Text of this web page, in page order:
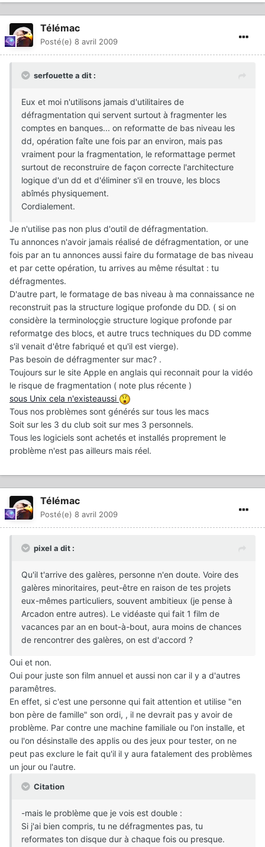
Télémac
Posté(e) 8 avril 2009
serfouette a dit :
Eux et moi n'utilisons jamais d'utilitaires de
défragmentation qui servent surtout à fragmenter les
comptes en banques... on reformatte de bas niveau les
dd, opération faîte une fois par an environ, mais pas
vraiment pour la fragmentation, le reformattage permet
surtout de reconstruire de façon correcte l'architecture
logique d'un dd et d'éliminer s'il en trouve, les blocs
abîmés physiquement.
Cordialement.
Je n'utilise pas non plus d'outil de défragmentation.
Tu annonces n'avoir jamais réalisé de défragmentation, or une
fois par an tu annonces aussi faire du formatage de bas niveau
et par cette opération, tu arrives au même résultat : tu
défragmentes.
D'autre part, le formatage de bas niveau à ma connaissance ne
reconstruit pas la structure logique profonde du DD. ( si on
considère la terminoloçgie structure logique profonde par
reformatge des blocs, et autre trucs techniques du DD comme
s'il venait d'être fabriqué et qu'il est vierge).
Pas besoin de défragmenter sur mac? .
Toujours sur le site Apple en anglais qui reconnait pour la vidéo
le risque de fragmentation ( note plus récente )
sous Unix cela n'existeaussi
Tous nos problèmes sont générés sur tous les macs
Soit sur les 3 du club soit sur mes 3 personnels.
Tous les logiciels sont achetés et installés proprement le
problème n'est pas ailleurs mais réel.
Télémac
Posté(e) 8 avril 2009
pixel a dit :
Qu'il t'arrive des galères, personne n'en doute. Voire des
galères minoritaires, peut-être en raison de tes projets
eux-mêmes particuliers, souvent ambitieux (je pense à
Arcadon entre autres). Le vidéaste qui fait 1 film de
vacances par an en bout-à-bout, aura moins de chances
de rencontrer des galères, on est d'accord ?
Oui et non.
Oui pour juste son film annuel et aussi non car il y a d'autres
paramêtres.
En effet, si c'est une personne qui fait attention et utilise "en
bon père de famille" son ordi, , il ne devrait pas y avoir de
problème. Par contre une machine familiale ou l'on installe, et
ou l'on désinstalle des applis ou des jeux pour tester, on ne
peut pas exclure le fait qu'il il y aura fatalement des problèmes
un jour ou l'autre.
Citation
-mais le problème que je vois est double :
Si j'ai bien compris, tu ne défragmentes pas, tu
reformates ton disque dur à chaque fois ou presque.